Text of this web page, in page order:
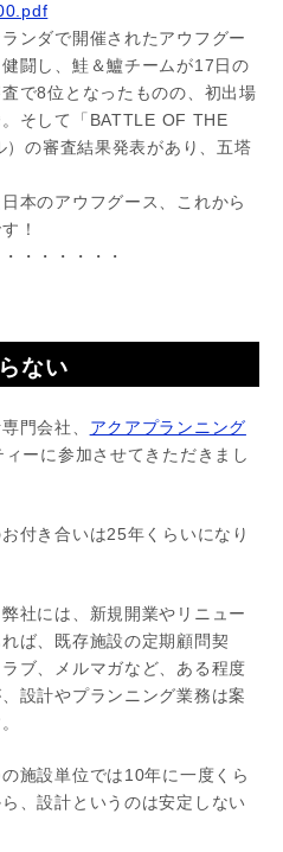
ンダで開催されたアウフグー
闘し、鮭＆鱸チームが17日の
で8位となったものの、初出場
そして「BATTLE OF THE
の審査結果発表があり、五塔
本のアウフグース、これから
！
・・・・・・
ない
門会社、 アクアプランニング
ーに参加させてきただきまし
付き合いは25年くらいになり
社には、新規開業やリニュー
ば、既存施設の定期顧問契
ブ、メルマガなど、ある程度
設計やプランニング業務は案
施設単位では10年に一度くら
、設計というのは安定しない